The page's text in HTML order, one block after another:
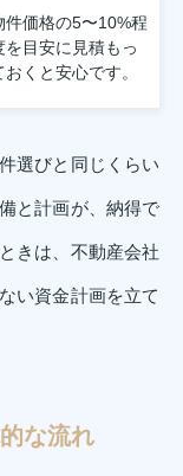
件価格の5〜10%程
を目安に見積もっ
おくと安心です。
選びと同じくらい
と計画が、納得で
きは、不動産会社
い資金計画を立て
な流れ